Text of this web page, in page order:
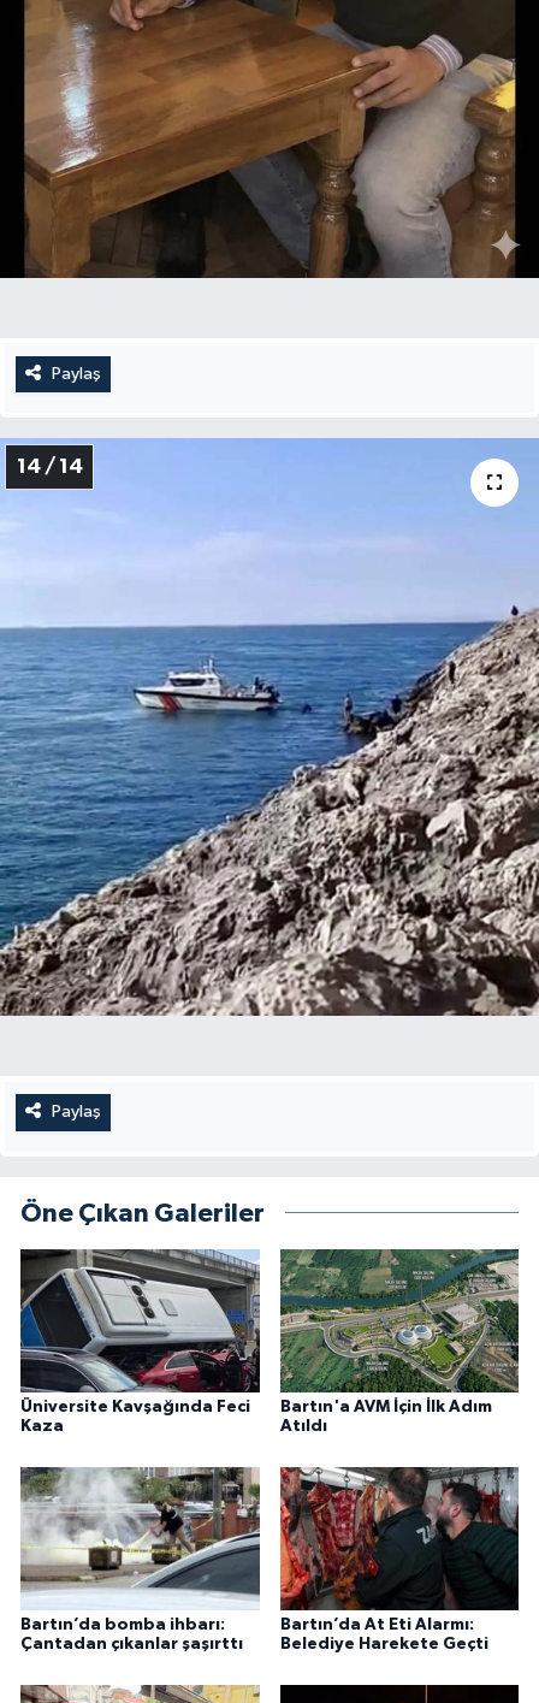
Paylaş
14 / 14
Paylaş
Öne Çıkan Galeriler
Üniversite Kavşağında Feci
Kaza
Bartın'a AVM İçin İlk Adım
Atıldı
Bartın’da bomba ihbarı:
Çantadan çıkanlar şaşırttı
Bartın’da At Eti Alarmı:
Belediye Harekete Geçti